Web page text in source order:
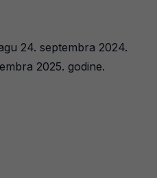
24. septembra 2024.
2025. godine.